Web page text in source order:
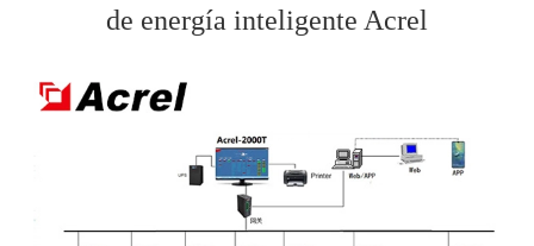
de energía inteligente Acrel